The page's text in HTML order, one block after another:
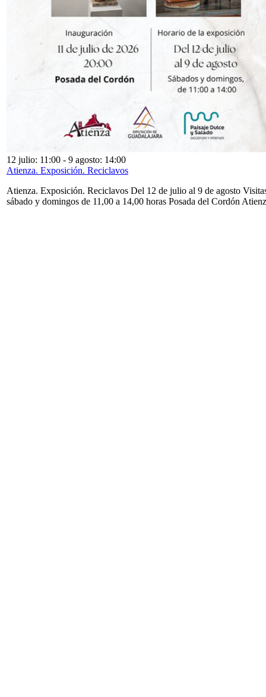
12 julio: 11:00 - 9 agosto: 14:00
Atienza. Exposición. Reciclavos
Atienza. Exposición. Reciclavos Del 12 de julio al 9 de agosto
sábado y domingos de 11,00 a 14,00 horas Posada del Cordón